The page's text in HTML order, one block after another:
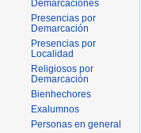
Demarcaciones
Presencias por
Demarcación
Presencias por
Localidad
Religiosos por
Demarcación
Bienhechores
Exalumnos
Personas en general